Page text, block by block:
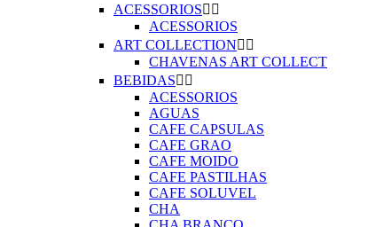
ACESSORIOS 
ACESSORIOS
ART COLLECTION 
CHAVENAS ART COLLECT
BEBIDAS 
ACESSORIOS
AGUAS
CAFE CAPSULAS
CAFE GRAO
CAFE MOIDO
CAFE PASTILHAS
CAFE SOLUVEL
CHA